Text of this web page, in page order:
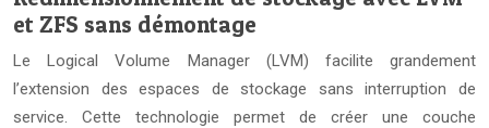
et ZFS sans démontage
Le Logical Volume Manager (LVM) facilite grandement
l’extension des espaces de stockage sans interruption de
service. Cette technologie permet de créer une couche